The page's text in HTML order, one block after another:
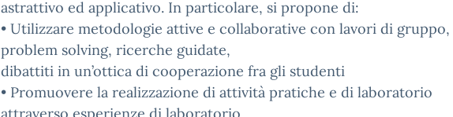
astrattivo ed applicativo. In particolare, si propone di:
• Utilizzare metodologie attive e collaborative con lavori di gruppo,
problem solving, ricerche guidate,
dibattiti in un’ottica di cooperazione fra gli studenti
• Promuovere la realizzazione di attività pratiche e di laboratorio